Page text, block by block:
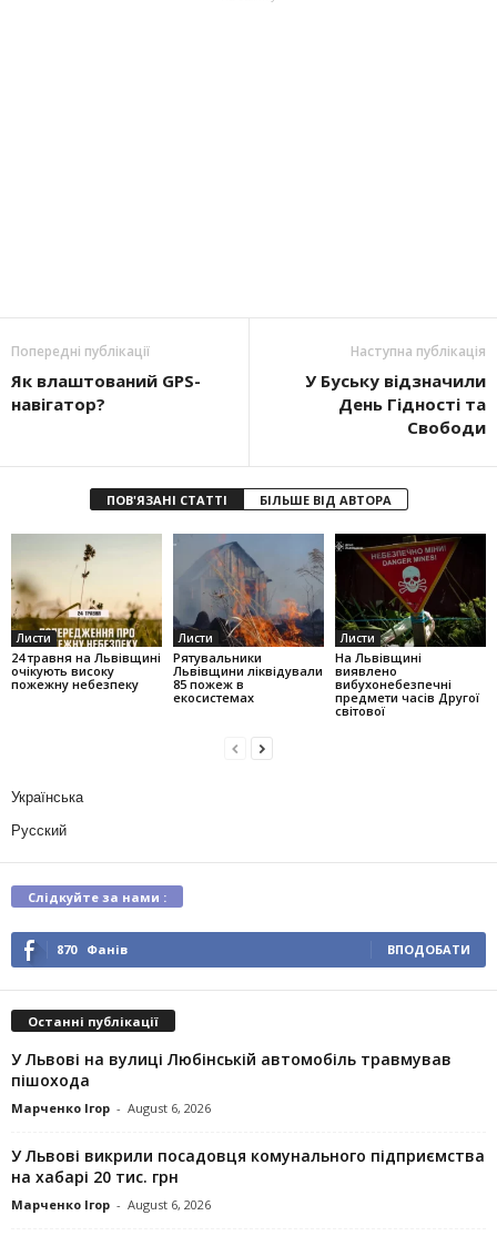
Попередні публікації
Як влаштований GPS-
навігатор?
Наступна публікація
У Буську відзначили
День Гідності та
Свободи
ПОВ'ЯЗАНІ СТАТТІ БІЛЬШЕ ВІД АВТОРА
Листи
24 травня на Львівщині
очікують високу
пожежну небезпеку
Листи
Рятувальники
Львівщини ліквідували
85 пожеж в
екосистемах
Листи
На Львівщині
виявлено
вибухонебезпечні
предмети часів Другої
світової
Українська
Русский
Слідкуйте за нами :
870 Фанів ВПОДОБАТИ
Останні публікації
У Львові на вулиці Любінській автомобіль травмував
пішохода
Марченко Ігор - August 6, 2026
У Львові викрили посадовця комунального підприємства
на хабарі 20 тис. грн
Марченко Ігор - August 6, 2026